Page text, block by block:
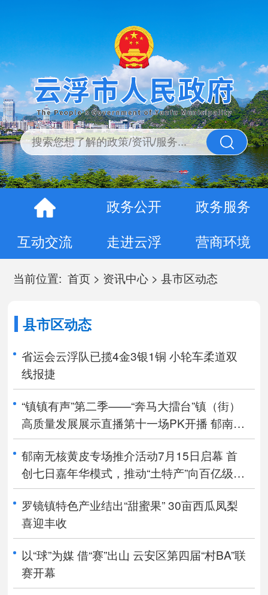
政务公开
政务服务
互动交流
走进云浮 营商环境
当前位置: 首页> 资讯中心> 县市区动态
县市区动态
省运会云浮队已揽4金3银1铜 小轮车柔道双
线报捷
“镇镇有声”第二季——“奔马大擂台”镇（街）
高质量发展展示直播第十一场PK开播 郁南县
河口镇胜出
郁南无核黄皮专场推介活动7月15日启幕 首
创七日嘉年华模式，推动“土特产”向百亿级产
业迈进
罗镜镇特色产业结出“甜蜜果” 30亩西瓜凤梨
喜迎丰收
以“球”为媒 借“赛”出山 云安区第四届“村BA”联
赛开幕